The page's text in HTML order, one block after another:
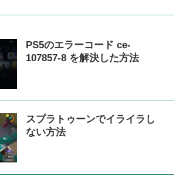
PS5のエラーコード ce-
107857-8 を解決した方法
スプラトゥーンでイライラし
ない方法